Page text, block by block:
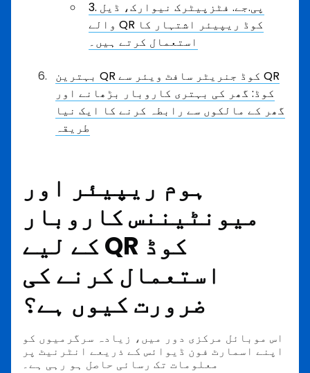
3. پی.جے. فٹزپیٹرک نیوارک، ڈیل
والے QR کوڈ ریپیئر اشتہار کا
استعمال کرتے ہیں۔
بہترین QR کوڈ جنریٹر سافٹ ویئر سے QR
کوڈ: گھر کی بہتری کاروبار بڑھانے اور
گھر کے مالکوں سے رابطہ کرنے کا ایک نیا
طریقہ
ہوم ریپیئر اور
میونٹیننس کاروبار
کے لیے QR کوڈ
استعمال کرنے کی
ضرورت کیوں ہے؟
اس موبائل مرکزی دور میں، زیادہ سرگرمیوں کو
اپنے اسمارٹ فون ڈیوائس کے ذریعے انٹرنیٹ پر
معلومات تک رسائی حاصل ہو رہی ہے۔